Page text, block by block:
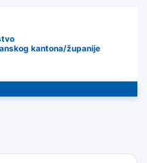
kantona/županije